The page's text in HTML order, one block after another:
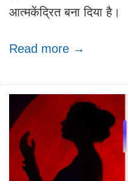
आत्मकेंद्रित बना दिया है।
Read more →